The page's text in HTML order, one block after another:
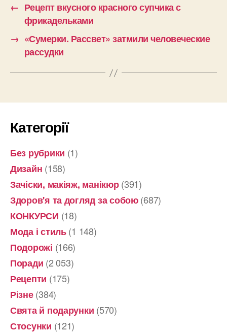
← Рецепт вкусного красного супчика с
фрикадельками
→ «Сумерки. Рассвет» затмили человеческие
рассудки
Категорії
Без рубрики (1)
Дизайн (158)
Зачіски, макіяж, манікюр(391)
Здоров'я та догляд за собою(687)
КОНКУРСИ (18)
Мода і стиль(1 148)
Подорожі (166)
Поради (2 053)
Рецепти (175)
Різне(384)
Свята й подарунки (570)
Стосунки (121)